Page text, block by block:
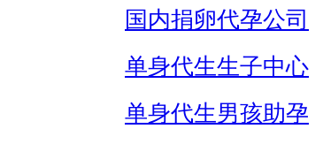
国内捐卵代孕公司
单身代生生子中心
单身代生男孩助孕